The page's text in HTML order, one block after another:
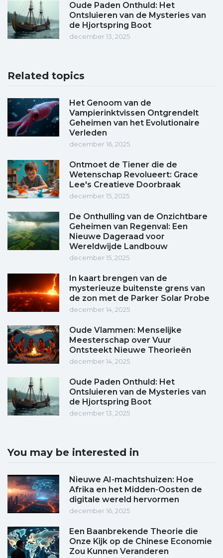
Oude Paden Onthuld: Het
Ontsluieren van de Mysteries van
de Hjortspring Boot
december 13, 2025
Related topics
Het Genoom van de
Vampierinktvissen Ontgrendelt
Geheimen van het Evolutionaire
Verleden
december 16, 2025
Ontmoet de Tiener die de
Wetenschap Revolueert: Grace
Lee's Creatieve Doorbraak
december 15, 2025
De Onthulling van de Onzichtbare
Geheimen van Regenval: Een
Nieuwe Dageraad voor
Wereldwijde Landbouw
december 15, 2025
In kaart brengen van de
mysterieuze buitenste grens van
de zon met de Parker Solar Probe
december 14, 2025
Oude Vlammen: Menselijke
Meesterschap over Vuur
Ontsteekt Nieuwe Theorieën
december 14, 2025
Oude Paden Onthuld: Het
Ontsluieren van de Mysteries van
de Hjortspring Boot
december 13, 2025
You may be interested in
Nieuwe AI-machtshuizen: Hoe
Afrika en het Midden-Oosten de
digitale wereld hervormen
december 16, 2025
Een Baanbrekende Theorie die
Onze Kijk op de Chinese Economie
Zou Kunnen Veranderen